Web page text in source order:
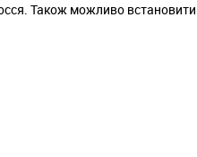
Також можливо